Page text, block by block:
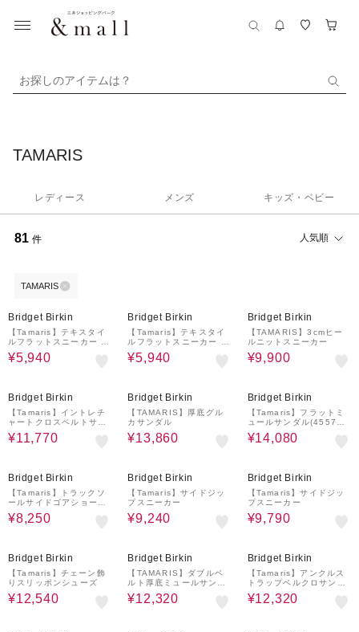
お探しのアイテムは？
TAMARIS
レディース メンズ キッズ・ベビー
81 件 人気順
TAMARIS
Bridget Birkin
【Tamaris】テキスタイ
ルフラットスニーカー (4
5806T)
¥5,940
Bridget Birkin
【Tamaris】テキスタイ
ルフラットスニーカー (4
5806T)
¥5,940
Bridget Birkin
【TAMARIS】3cmヒー
ルニットスニーカー
¥9,900
Bridget Birkin
【Tamaris】イントレチ
ャートクロスベルトサン
ダル
¥11,770
Bridget Birkin
【TAMARIS】厚底グル
カサンダル
¥13,860
Bridget Birkin
【Tamaris】フラットミ
ュールサンダル(45570
0)
¥14,080
Bridget Birkin
【Tamaris】トラックソ
ールサイドゴアショート
ブーツ
¥8,250
Bridget Birkin
【Tamaris】サイドジッ
プスニーカー
¥9,240
Bridget Birkin
【Tamaris】サイドジッ
プスニーカー
¥9,790
Bridget Birkin
【Tamaris】チェーン飾
りスリッポンシューズ
¥12,540
Bridget Birkin
【TAMARIS】ダブルベ
ルト厚底ミュールサンダ
ル
¥12,320
Bridget Birkin
【Tamaris】アンクルス
トラップベルクロサンダ
ル(455703)
¥12,320